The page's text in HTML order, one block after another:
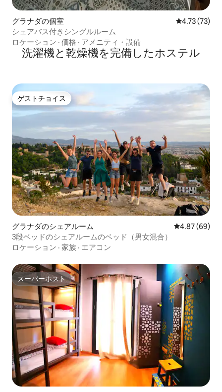
グラナダの個室 レビュー73
4.73 (73)
シェアバス付きシングルルーム
ロケーション · 価格 · アメニティ・設備
洗濯機と乾燥機を完備したホステル
ゲストチョイス
ゲストチョイス
グラナダのシェアルーム レビュー69
4.87 (69)
3段ベッドのシェアルームのベッド（男女混合）
ロケーション · 家族 · エアコン
スーパーホスト
スーパーホスト